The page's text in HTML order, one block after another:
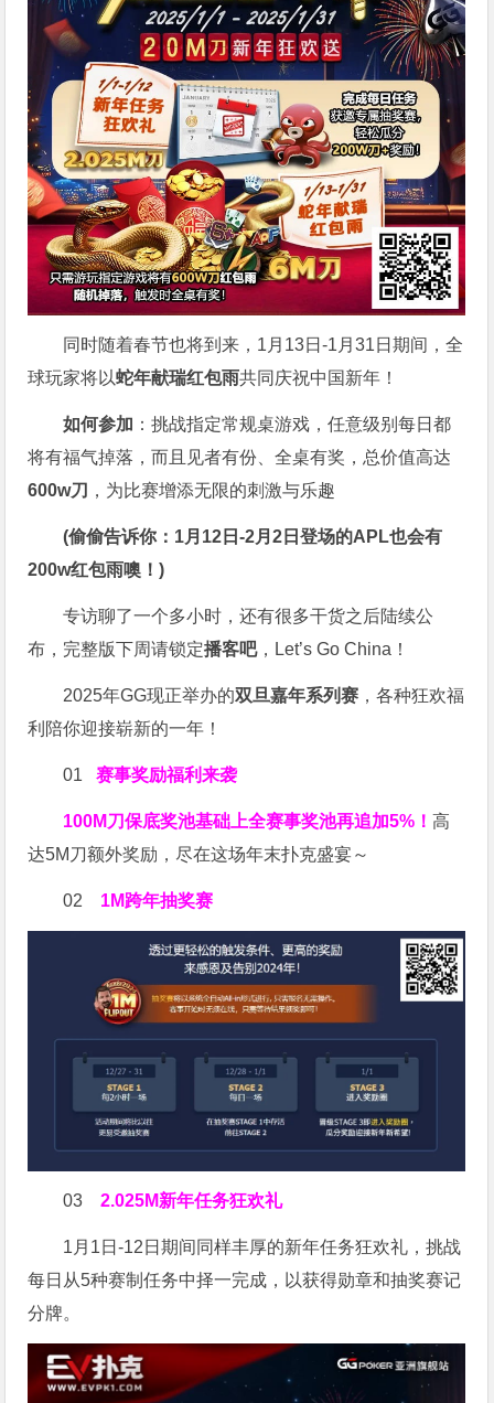
同时随着春节也将到来，1月13日-1月31日期间，全
球玩家将以蛇年献瑞红包雨共同庆祝中国新年！
如何参加 ：挑战指定常规桌游戏，任意级别每日都
将有福气掉落，而且见者有份、全桌有奖，总价值高达
600w刀 ，为比赛增添无限的刺激与乐趣
(偷偷告诉你：1月12日-2月2日登场的APL也会有
200w红包雨噢！)
专访聊了一个多小时，还有很多干货之后陆续公
布，完整版下周请锁定播客吧，Let’s Go China！
2025年GG现正举办的双旦嘉年系列赛 ，各种狂欢福
利陪你迎接崭新的一年！
01赛事奖励福利来袭
100M刀保底奖池基础上全赛事奖池再追加5% ！高
达5M刀额外奖励，尽在这场年末扑克盛宴～
02 1M跨年抽奖赛
032.025M新年任务狂欢礼
1月1日-12日期间同样丰厚的新年任务狂欢礼，挑战
每日从5种赛制任务中择一完成，以获得勋章和抽奖赛记
分牌。